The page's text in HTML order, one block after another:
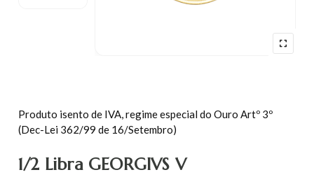
1/2 Libra GEORGIVS V
Produto isento de IVA, regime especial do Ouro Artº 3º
(Dec-Lei 362/99 de 16/Setembro)